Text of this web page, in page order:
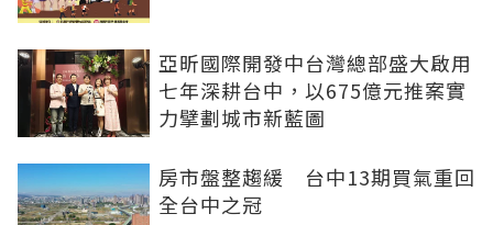
亞昕國際開發中台灣總部盛大啟用
七年深耕台中，以675億元推案實
力擘劃城市新藍圖
房市盤整趨緩 台中13期買氣重回
全台中之冠